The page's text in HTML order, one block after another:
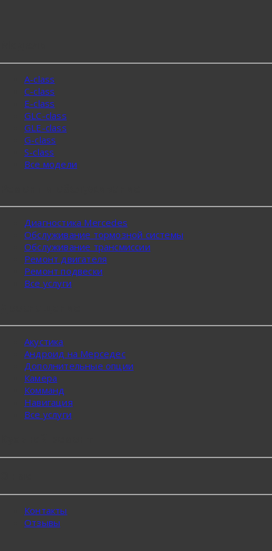
A-class
C-class
E-class
GLC-class
GLE-class
G-class
S-class
Все модели
Диагностика Mercedes
Обслуживание тормозной системы
Обслуживание трансмиссии
Ремонт двигателя
Ремонт подвески
Все услуги
Акустика
Андроид на Мерседес
Дополнительные опции
Камера
Комманд
Навигация
Все услуги
Контакты
Отзывы